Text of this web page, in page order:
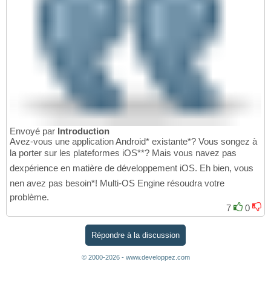
Envoyé par Introduction
Avez-vous une application Android* existante*? Vous songez à
la porter sur les plateformes iOS**? Mais vous navez pas
dexpérience en matière de développement iOS. Eh bien, vous
nen avez pas besoin*! Multi-OS Engine résoudra votre
problème.
7
0
Répondre à la discussion
© 2000-2026 - www.developpez.com